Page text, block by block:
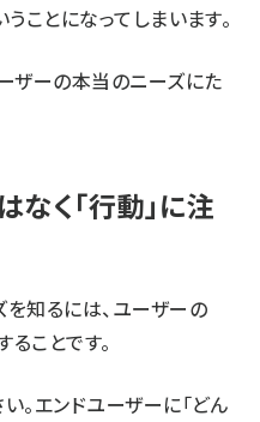
ことになってしまいます。
ザーの本当のニーズにた
なく「⾏動」に注
知るには、ユーザーの
ることです。
。エンドユーザーに「どん